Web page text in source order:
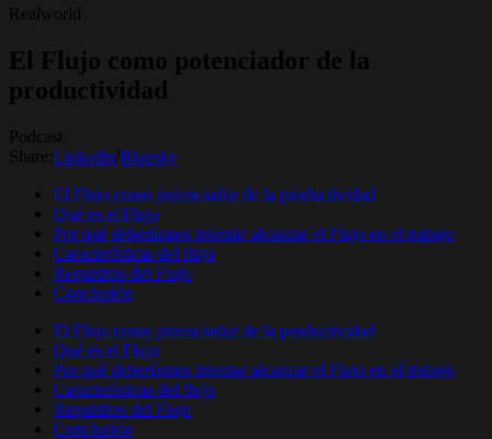
Realworld
El Flujo como potenciador de la
productividad
Podcast
Share: Linkedin Bluesky
El Flujo como potenciador de la productividad
Qué es el Flujo
Por qué deberíamos intentar alcanzar el Flujo en el trabajo
Características del flujo
Requisitos del Flujo
Conclusión
El Flujo como potenciador de la productividad
Qué es el Flujo
Por qué deberíamos intentar alcanzar el Flujo en el trabajo
Características del flujo
Requisitos del Flujo
Conclusión